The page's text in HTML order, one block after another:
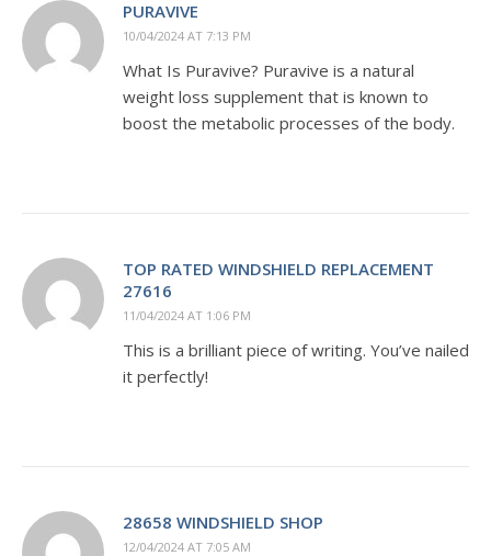
PURAVIVE
10/04/2024 AT 7:13 PM
What Is Puravive? Puravive is a natural
weight loss supplement that is known to
boost the metabolic processes of the body.
TOP RATED WINDSHIELD REPLACEMENT
27616
11/04/2024 AT 1:06 PM
This is a brilliant piece of writing. You’ve nailed
it perfectly!
28658 WINDSHIELD SHOP
12/04/2024 AT 7:05 AM